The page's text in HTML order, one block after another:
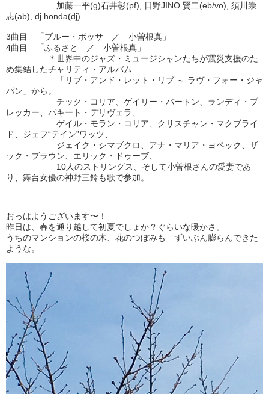
加藤一平(g)石井彰(pf), 日野JINO 賢二(eb/vo), 須川崇
志(ab), dj honda(dj)
3曲目 「ブルー・ボッサ ／ 小曽根真」
4曲目 「ふるさと ／ 小曽根真」
＊世界中のジャズ・ミュージシャンたちが震災支援のた
め集結したチャリティ・アルバム
「リブ・アンド・レット・リブ ～ ラヴ・フォー・ジャ
パン」から。
チック・コリア、ゲイリー・バートン、ランディ・ブ
レッカー、パキート・デリヴェラ、
ゲイル・モラン・コリア、クリスチャン・マクブライ
ド、ジェフ“テイン”ワッツ、
ジェイク・シマブクロ、アナ・マリア・ヨペック、ザ
ック・ブラウン、エリック・ドゥーブ、
10人のストリングス、そして小曽根さんの愛妻であ
り、舞台女優の神野三鈴も歌で参加。
おっはようございます〜！
昨日は、春を通り越して初夏でしょか？ぐらいな暖かさ。
うちのマンションの桜の木、花のつぼみも ずいぶん膨らんできた
ような。